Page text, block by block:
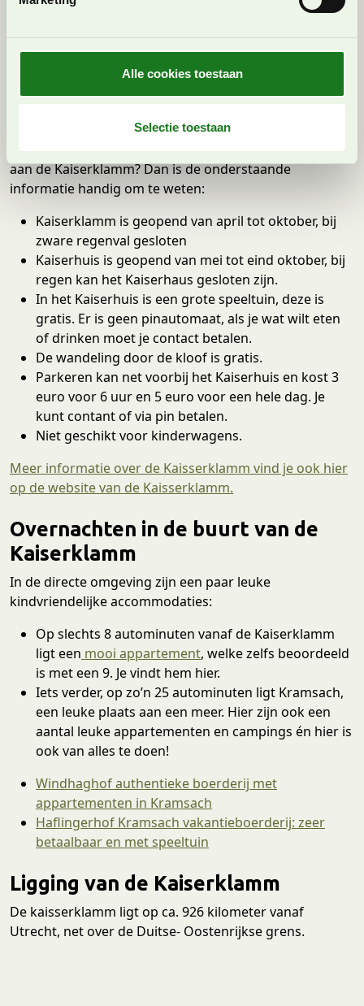
informatie die u aan ze heeft verstrekt of die ze hebben
gaat akkoord met onze cookies als u onze website blijft
gebruiken.
t
Alle cookies toestaan
Selectie toestaan
passeert. De Kundler klamm ligt als het ware aan de
andere kant van de weg en ligt tussen Worgl en
Kramsach in.
Kaiserklamm: praktische
aan de Kaiserklamm? Dan is de onderstaande
informatie handig om te weten:
Kaiserklamm is geopend van april tot oktober, bij
zware regenval gesloten
Kaiserhuis is geopend van mei tot eind oktober, bij
regen kan het Kaiserhaus gesloten zijn.
In het Kaiserhuis is een grote speeltuin, deze is
gratis. Er is geen pinautomaat, als je wat wilt eten
of drinken moet je contact betalen.
De wandeling door de kloof is gratis.
Parkeren kan net voorbij het Kaiserhuis en kost 3
euro voor 6 uur en 5 euro voor een hele dag. Je
kunt contant of via pin betalen.
Niet geschikt voor kinderwagens.
Meer informatie over de Kaisserklamm vind je ook hier
op de website van de Kaisserklamm.
Overnachten in de buurt van de
Kaiserklamm
In de directe omgeving zijn een paar leuke
kindvriendelijke accommodaties:
Op slechts 8 autominuten vanaf de Kaiserklamm
ligt een mooi appartement, welke zelfs beoordeeld
is met een 9. Je vindt hem hier.
Iets verder, op zo’n 25 autominuten ligt Kramsach,
een leuke plaats aan een meer. Hier zijn ook een
aantal leuke appartementen en campings én hier is
ook van alles te doen!
Windhaghof authentieke boerderij met
appartementen in Kramsach
Haflingerhof Kramsach vakantieboerderij: zeer
betaalbaar en met speeltuin
Ligging van de Kaiserklamm
De kaisserklamm ligt op ca. 926 kilometer vanaf
Utrecht, net over de Duitse- Oostenrijkse grens.